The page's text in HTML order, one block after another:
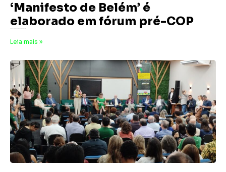
‘Manifesto de Belém’ é
elaborado em fórum pré-COP
Leia mais »